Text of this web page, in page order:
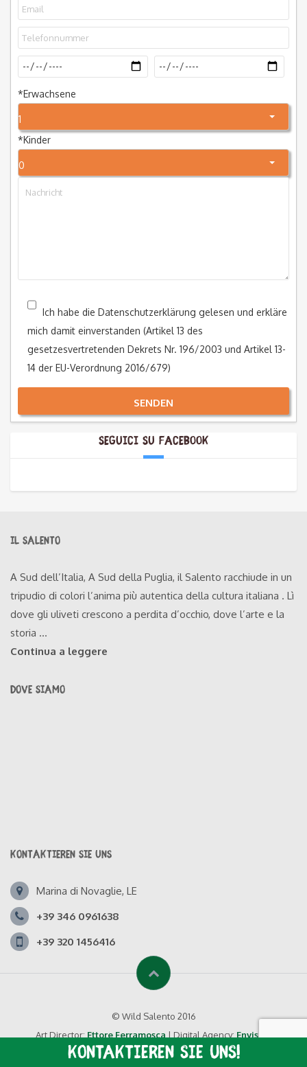
Kontaktieren Sie uns!
*Erwachsene
1
*Kinder
0
Ich habe die Datenschutzerklärung gelesen und erkläre
mich damit einverstanden (Artikel 13 des
gesetzesvertretenden Dekrets Nr. 196/2003 und Artikel 13-
14 der EU-Verordnung 2016/679)
SENDEN
Seguici su Facebook
IL SALENTO
A Sud dell’Italia, A Sud della Puglia, il Salento racchiude in un
tripudio di colori l’anima più autentica della cultura italiana . Lì
dove gli uliveti crescono a perdita d’occhio, dove l’arte e la
storia ...
Continua a leggere
DOVE SIAMO
KONTAKTIEREN SIE UNS
Marina di Novaglie, LE
+39 346 0961638
+39 320 1456416
© Wild Salento 2016
Art Director: Ettore Ferramosca | Digital Agency: Envision
Privacy Policy